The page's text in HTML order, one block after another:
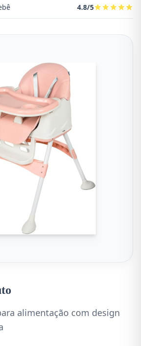
4.8/5
alimentação com design